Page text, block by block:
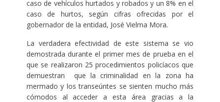
caso de vehículos hurtados y robados y un 8% en el
caso de hurtos, según cifras ofrecidas por el
gobernador de la entidad, José Vielma Mora.
La verdadera efectividad de este sistema se vio
demostrada durante el primer mes de prueba en el
que se realizaron 25 procedimientos policíacos que
demuestran que la criminalidad en la zona ha
mermado y los transeúntes se sienten mucho más
cómodos al acceder a esta área gracias a la